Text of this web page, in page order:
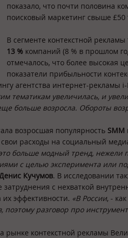
показало, что почти половина
поисковый маркетинг свыше
В сегменте контекстной
13 % компаний (8 % в прошлом
отмечалось, что более высокая
показатели прибыльности
агентства интернет-рекламы
тематикам увеличилась, и
больше возросла. Обороты
возросшая популярность SMM
расходы на социальный
больше модный тренд, нежели
с целью эксперимента или
Кучумов. В исследовании
с нехваткой
эффективности. «В России, -
поэтому разговор про
рынке контекстной рекламы